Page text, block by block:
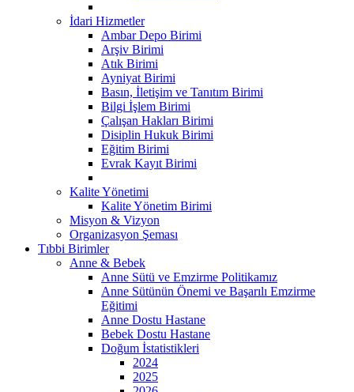
İdari Hizmetler
Ambar Depo Birimi
Arşiv Birimi
Atık Birimi
Ayniyat Birimi
Basın, İletişim ve Tanıtım Birimi
Bilgi İşlem Birimi
Çalışan Hakları Birimi
Disiplin Hukuk Birimi
Eğitim Birimi
Evrak Kayıt Birimi
Kalite Yönetimi
Kalite Yönetim Birimi
Misyon & Vizyon
Organizasyon Şeması
Tıbbi Birimler
Anne & Bebek
Anne Sütü ve Emzirme Politikamız
Anne Sütünün Önemi ve Başarılı Emzirme
Eğitimi
Anne Dostu Hastane
Bebek Dostu Hastane
Doğum İstatistikleri
2024
2025